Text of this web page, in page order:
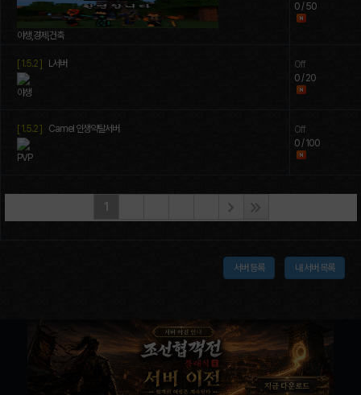
야생,경제,건축
0 / 50
[ 1.5.2 ] L서버
야생
Off
0 / 20
[ 1.5.2 ] Camel 인생약탈서버
PVP
Off
0 / 100
1
서버 등록 내 서버 목록